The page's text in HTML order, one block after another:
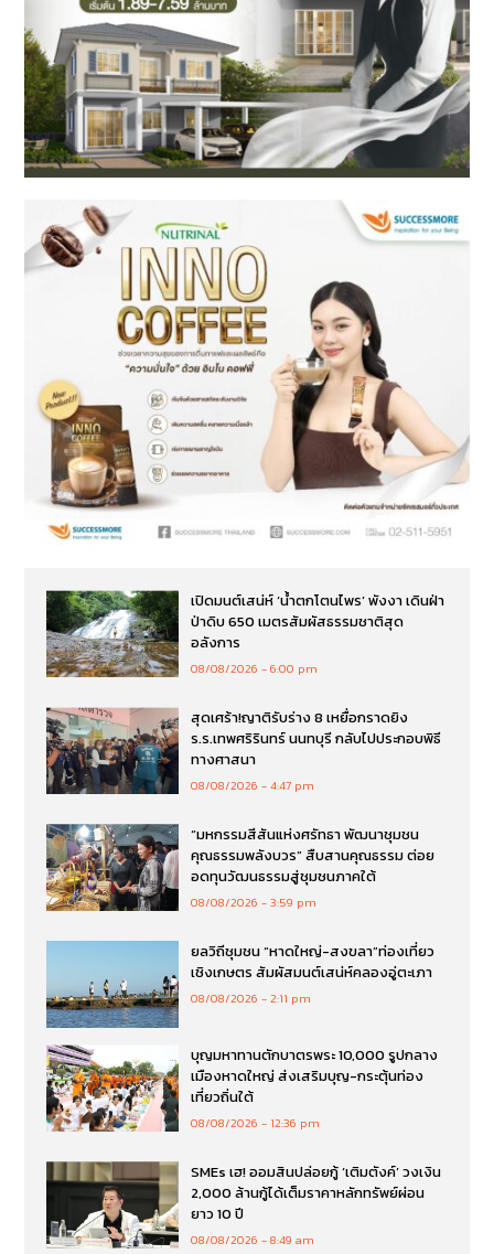
เปิดมนต์เสน่ห์ ‘น้ำตกโตนไพร’ พังงา เดินฝ่า
ป่าดิบ 650 เมตรสัมผัสธรรมชาติสุด
อลังการ
08/08/2026 6:00 pm
สุดเศร้า!ญาติรับร่าง 8 เหยื่อกราดยิง
ร.ร.เทพศริรินทร์ นนทบุรี กลับไปประกอบพิธี
ทางศาสนา
08/08/2026 4:47 pm
“มหกรรมสีสันแห่งศรัทธา พัฒนาชุมชน
คุณธรรมพลังบวร” สืบสานคุณธรรม ต่อย
อดทุนวัฒนธรรมสู่ชุมชนภาคใต้
08/08/2026 3:59 pm
ยลวิถีชุมชน “หาดใหญ่-สงขลา”ท่องเที่ยว
เชิงเกษตร สัมผัสมนต์เสน่ห์คลองอู่ตะเภา
08/08/2026 2:11 pm
บุญมหาทานตักบาตรพระ 10,000 รูปกลาง
เมืองหาดใหญ่ ส่งเสริมบุญ-กระตุ้นท่อง
เที่ยวถิ่นใต้
08/08/2026 12:36 pm
SMEs เฮ! ออมสินปล่อยกู้ ‘เติมตังค์’ วงเงิน
2,000 ล้านกู้ได้เต็มราคาหลักทรัพย์ผ่อน
ยาว 10 ปี
08/08/2026 8:49 am